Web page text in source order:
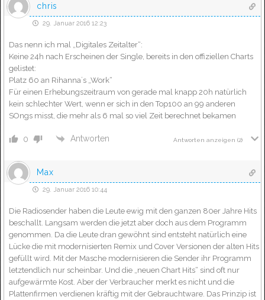
chris
29. Januar 2016 12:23
Das nenn ich mal „Digitales Zeitalter“:
Keine 24h nach Erscheinen der Single, bereits in den offiziellen Charts
gelistet:
Platz 60 an Rihanna´s „Work“
Für einen Erhebungszeitraum von gerade mal knapp 20h natürlich
kein schlechter Wert, wenn er sich in den Top100 an 99 anderen
SOngs misst, die mehr als 6 mal so viel Zeit berechnet bekamen
0 Antworten Antworten anzeigen (2)
Max
29. Januar 2016 10:44
Die Radiosender haben die Leute ewig mit den ganzen 80er Jahre Hits
beschallt. Langsam werden die jetzt aber doch aus dem Programm
genommen. Da die Leute dran gewöhnt sind entsteht natürlich eine
Lücke die mit modernisierten Remix und Cover Versionen der alten Hits
gefüllt wird. Mit der Masche modernisieren die Sender ihr Programm
letztendlich nur scheinbar. Und die „neuen Chart Hits“ sind oft nur
aufgewärmte Kost. Aber der Verbraucher merkt es nicht und die
Plattenfirmen verdienen kräftig mit der Gebrauchtware. Das Prinzip ist